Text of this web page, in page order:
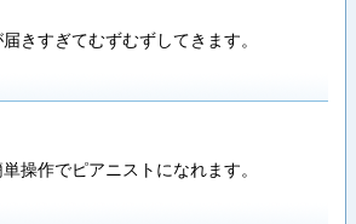
きすぎてむずむずしてきます。
操作でピアニストになれます。